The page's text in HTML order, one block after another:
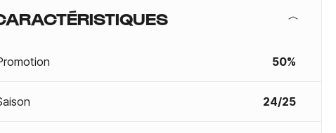
50%
24/25